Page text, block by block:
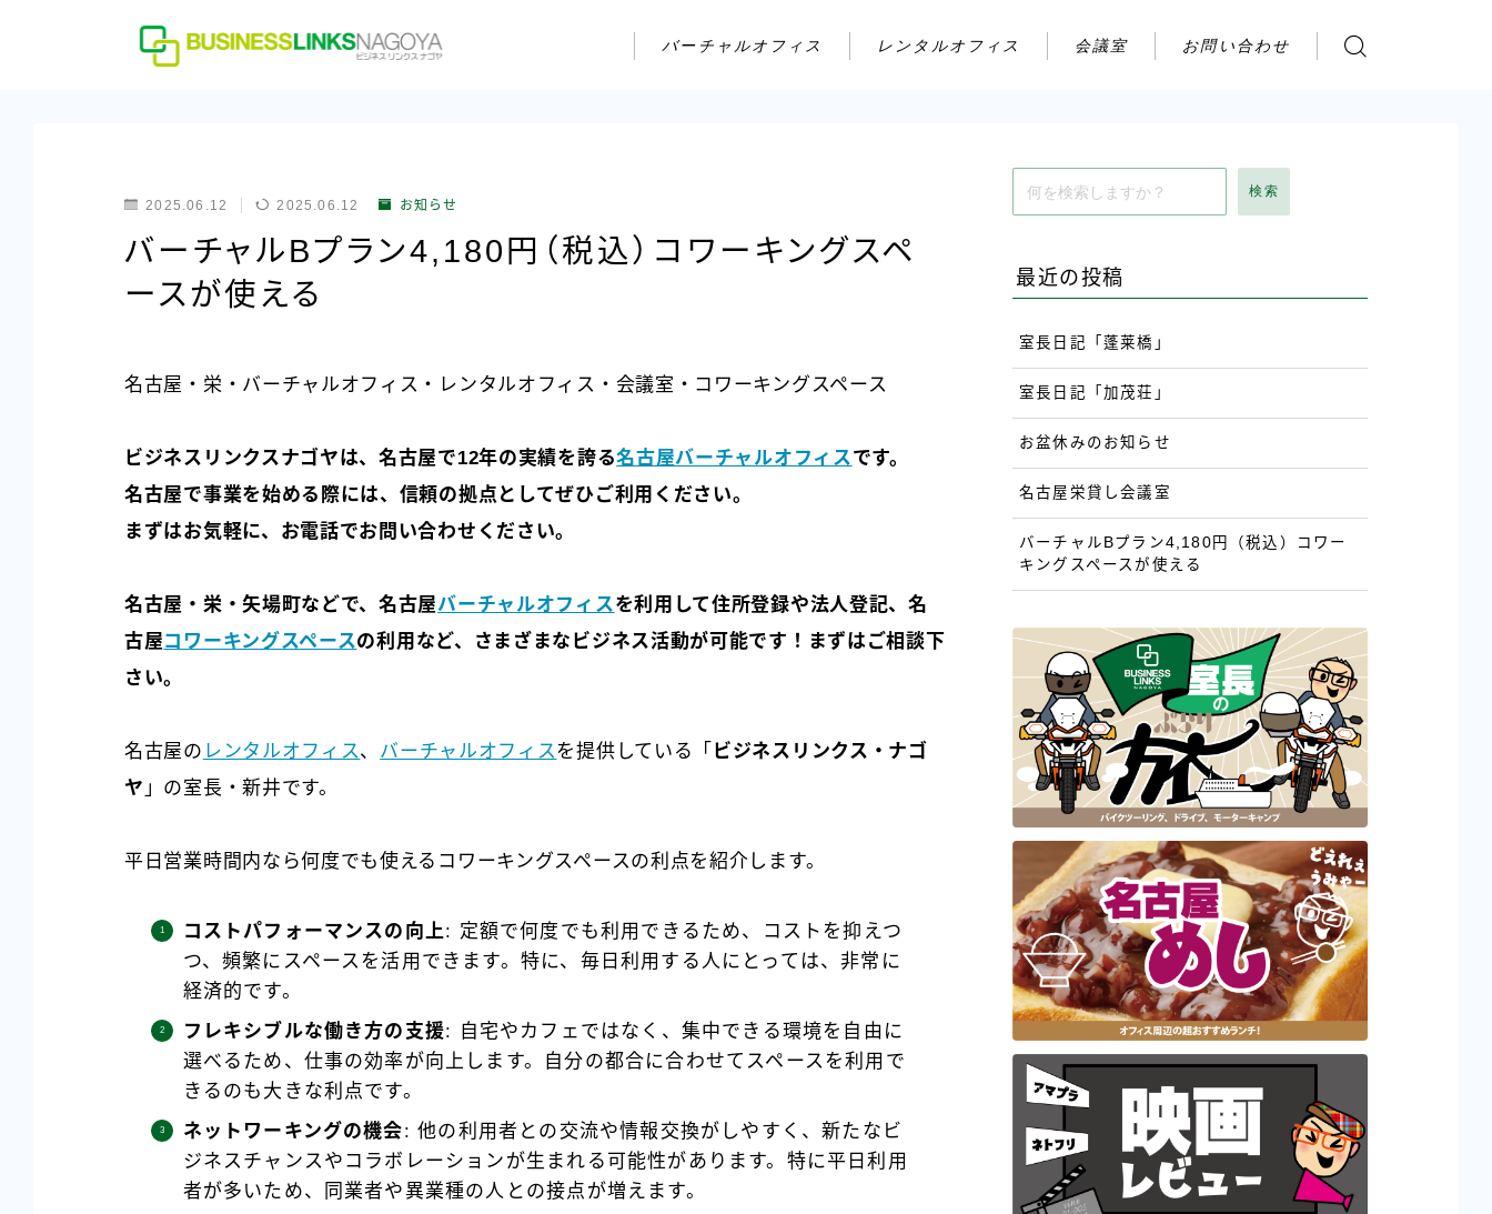
バーチャルオフィス レンタルオフィス 会議室 お問い合わせ
アクセス
2025.06.12 2025.06.12 お知らせ
バーチャルBプラン4,180円（税込）コワーキングスペ
ースが使える
名古屋・栄・バーチャルオフィス・レンタルオフィス・会議室・コワーキングスペース
ビジネスリンクスナゴヤは、名古屋で12年の実績を誇る名古屋バーチャルオフィスです。
名古屋で事業を始める際には、信頼の拠点としてぜひご利用ください。
まずはお気軽に、お電話でお問い合わせください。
名古屋・栄・矢場町などで、名古屋バーチャルオフィスを利用して住所登録や法人登記、名
古屋コワーキングスペースの利用など、さまざまなビジネス活動が可能です！まずはご相談下
さい。
名古屋の レンタルオフィス、 バーチャルオフィスを提供している「 ビジネスリンクス・ナゴ
ヤ 」の室長・新井です。
平日営業時間内なら何度でも使えるコワーキングスペースの利点を紹介します。
コストパフォーマンスの向上: 定額で何度でも利用できるため、コストを抑えつ
つ、頻繁にスペースを活用できます。特に、毎日利用する人にとっては、非常に
経済的です。
フレキシブルな働き方の支援: 自宅やカフェではなく、集中できる環境を自由に
選べるため、仕事の効率が向上します。自分の都合に合わせてスペースを利用で
きるのも大きな利点です。
ネットワーキングの機会: 他の利用者との交流や情報交換がしやすく、新たなビ
ジネスチャンスやコラボレーションが生まれる可能性があります。特に平日利用
者が多いため、同業者や異業種の人との接点が増えます。
検索
最近の投稿
室長日記「蓬莱橋」
室長日記「加茂荘」
お盆休みのお知らせ
名古屋栄貸し会議室
バーチャルBプラン4,180円（税込）コワー
キングスペースが使える